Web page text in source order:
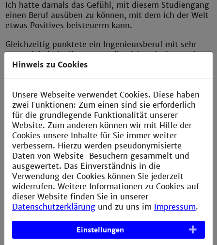
Ich hatte damals das Gefühl, mit diesem Studiengang
einen Beruf ausüben zu können, mit dem ich der Welt
etwas Positives beisteuerm kann.
Gleichzeitig punktete ein Ingenieursberuf mit sehr
guten Arbeitsbedingungen, die nicht mit denen einer
Ärztin im Krankenhaus verglichen werden konnten.
Berufsvorstellung hatten Sie beim
Beginn des Studiums?
Meine ursprüngliche Berufsvorstellung war genau so
wie mein Job heute ist. Die Vorstellung war
medizintechnische Geräte für's Krankenhaus zu
entwickeln und in einem Tüftlerlabor mit viel Technik
auf dem Tisch mit Kollegen zusammenzuarbeiten.
Erst während des Berufs erfuhr ich, wie viele weitere
Jobs es doch in der Medizintechnik gibt, die alle zur
Entwicklung und dem Vertrieb von medizinischen
Geräten beitragen:
z.B. Requierementingenieur*in, Softwaretester*in,
Application Specialist, Supportingnieur*in,
Hinweis zu Cookies
Unsere Webseite verwendet Cookies. Diese haben
zwei Funktionen: Zum einen sind sie erforderlich
für die grundlegende Funktionalität unserer
Website. Zum anderen können wir mit Hilfe der
Cookies unsere Inhalte für Sie immer weiter
verbessern. Hierzu werden pseudonymisierte
Daten von Website-Besuchern gesammelt und
ausgewertet. Das Einverständnis in die
Verwendung der Cookies können Sie jederzeit
widerrufen. Weitere Informationen zu Cookies auf
dieser Website finden Sie in unserer
Datenschutzerklärung und zu uns im Impressum.
Einstellungen